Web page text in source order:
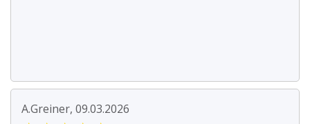
A.Greiner, 09.03.2026